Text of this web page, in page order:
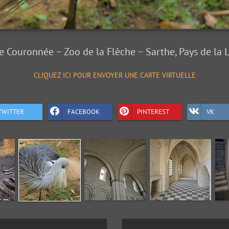
Couronnée − Zoo de la Flèche − Sarthe, Pays de la
CLIQUEZ ICI POUR ENVOYER UNE CARTE VIRTUELLE
FACEBOOK PINTEREST VK